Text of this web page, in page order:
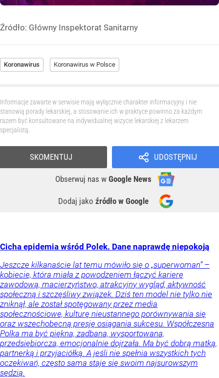
Źródło: Główny Inspektorat Sanitarny
Koronawirus Koronawirus w Polsce
Informacje zawarte w serwisie mają wyłącznie charakter informacyjny i nie
stanowią porady lekarskiej, a stosowanie ich w praktyce powinno za każdym
razem być konsultowane na indywidualnej wizycie lekarskiej z lekarzem
specjalistą.
UDOSTĘPNIJ
Obserwuj nas w Google News
Dodaj jako źródło w Google
SKOMENTUJ
Cicha epidemia wśród Polek. Dane naprawdę niepokoją
Jeszcze kilkanaście lat temu mówiło się o „superwoman” –
kobiecie, która miała z powodzeniem łączyć karierę
zawodową, macierzyństwo, atrakcyjny wygląd, aktywność
społeczną i szczęśliwy związek. Dziś ten model nie tylko nie
zniknął, ale został spotęgowany przez media
społecznościowe, kulturę nieustannego porównywania się
oraz wszechobecną presję osiągania sukcesu. Współczesna
Polka ma być piękna, zadbana, wysportowana,
przedsiębiorcza, emocjonalnie dojrzała. Ma być dobrą matką,
partnerką i przyjaciółką. A jeśli nie spełnia wszystkich tych
oczekiwań, często sama staje się swoim najsurowszym
sędzią.